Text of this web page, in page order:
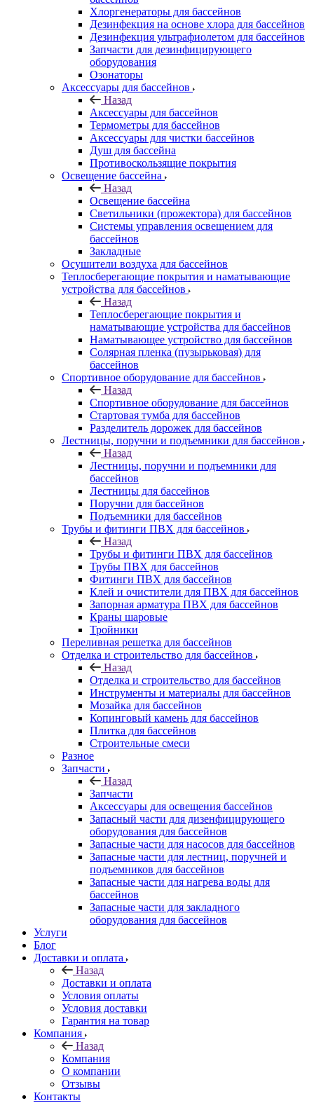
Хлоргенераторы для бассейнов
Дезинфекция на основе хлора для бассейнов
Дезинфекция ультрафиолетом для бассейнов
Запчасти для дезинфицирующего
оборудования
Озонаторы
Аксессуары для бассейнов
Назад
Аксессуары для бассейнов
Термометры для бассейнов
Аксессуары для чистки бассейнов
Душ для бассейна
Противоскользящие покрытия
Освещение бассейна
Назад
Освещение бассейна
Светильники (прожектора) для бассейнов
Системы управления освещением для
бассейнов
Закладные
Осушители воздуха для бассейнов
Теплосберегающие покрытия и наматывающие
устройства для бассейнов
Назад
Теплосберегающие покрытия и
наматывающие устройства для бассейнов
Наматывающее устройство для бассейнов
Солярная пленка (пузырьковая) для
бассейнов
Спортивное оборудование для бассейнов
Назад
Спортивное оборудование для бассейнов
Стартовая тумба для бассейнов
Разделитель дорожек для бассейнов
Лестницы, поручни и подъемники для бассейнов
Назад
Лестницы, поручни и подъемники для
бассейнов
Лестницы для бассейнов
Поручни для бассейнов
Подъемники для бассейнов
Трубы и фитинги ПВХ для бассейнов
Назад
Трубы и фитинги ПВХ для бассейнов
Трубы ПВХ для бассейнов
Фитинги ПВХ для бассейнов
Клей и очистители для ПВХ для бассейнов
Запорная арматура ПВХ для бассейнов
Краны шаровые
Тройники
Переливная решетка для бассейнов
Отделка и строительство для бассейнов
Назад
Отделка и строительство для бассейнов
Инструменты и материалы для бассейнов
Мозайка для бассейнов
Копинговый камень для бассейнов
Плитка для бассейнов
Строительные смеси
Разное
Запчасти
Назад
Запчасти
Аксессуары для освещения бассейнов
Запасный части для дизенфицирующего
оборудования для бассейнов
Запасные части для насосов для бассейнов
Запасные части для лестниц, поручней и
подъемников для бассейнов
Запасные части для нагрева воды для
бассейнов
Запасные части для закладного
оборудования для бассейнов
Услуги
Блог
Доставки и оплата
Назад
Доставки и оплата
Условия оплаты
Условия доставки
Гарантия на товар
Компания
Назад
Компания
О компании
Отзывы
Контакты